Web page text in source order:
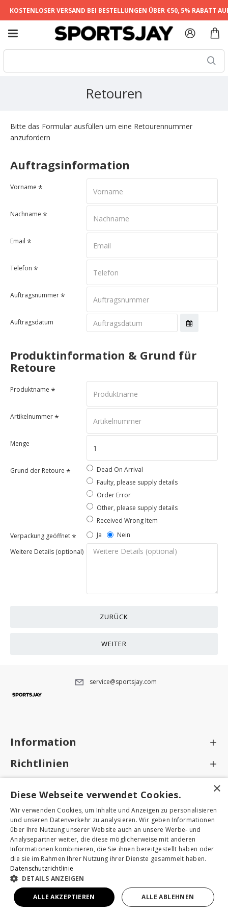
KOSTENLOSER VERSAND BEI BESTELLUNGEN ÜBER €50, 5% RABATT
Retouren
Bitte das Formular ausfüllen um eine Retourennummer
anzufordern
Auftragsinformation
Vorname
Nachname
Email
Telefon
Auftragsnummer
Auftragsdatum
Produktinformation & Grund für
Retoure
Produktname
Artikelnummer
Menge
Grund der Retoure
Dead On Arrival
Faulty, please supply details
Order Error
Other, please supply details
Received Wrong Item
Verpackung geöffnet
Ja
Nein
Weitere Details (optional)
ZURÜCK
WEITER
service@sportsjay.com
Information
Richtlinien
Bleiben Sie über Neuigkeiten und Aktionen auf dem
Laufenden, indem Sie sich für unseren Newsletter anmelden
Schicken
Datenschutzrichtlinie habe ich gelesen und zur Kenntnis genommen
Sportsjay,Copyright © 2025, Alle Rechte vorbehalten
×
Diese Webseite verwendet Cookies.
Wir verwenden Cookies, um Inhalte und Anzeigen zu personalisieren
und unseren Datenverkehr zu analysieren. Wir geben Informationen
über Ihre Nutzung unserer Website auch an unsere Werbe- und
Analysepartner weiter, die diese möglicherweise mit anderen
Informationen kombinieren, die Sie ihnen bereitgestellt haben oder
die sie im Rahmen Ihrer Nutzung ihrer Dienste gesammelt haben.
Datenschutzrichtlinie
DETAILS ANZEIGEN
ALLE AKZEPTIEREN ALLE ABLEHNEN